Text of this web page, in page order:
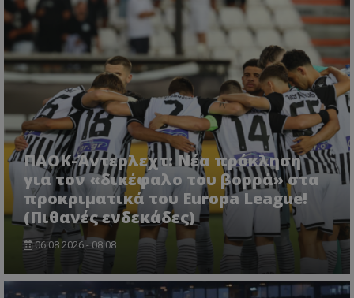
ΠΑΟΚ-Άντερλεχτ: Νέα πρόκληση
για τον «δικέφαλο του βορρά» στα
προκριματικά του Europa League!
(Πιθανές ενδεκάδες)
06.08.2026 - 08:08